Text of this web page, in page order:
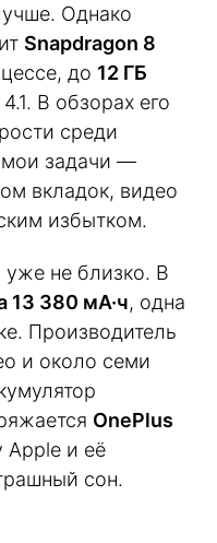
Однако
Snapdragon 8
до 12 ГБ
В обзорах его
среди
мои задачи —
вкладок, видео
избытком.
уже не близко. В
13 380 мА·ч, одна
Производитель
и около семи
OnePlus
и её
сон.